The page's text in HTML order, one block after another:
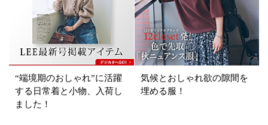
サイズ
掲載雑誌
価格
“端境期のおしゃれ”に活躍
する日常着と小物、入荷し
ました！
気候とおしゃれ欲の隙間を
埋める服！